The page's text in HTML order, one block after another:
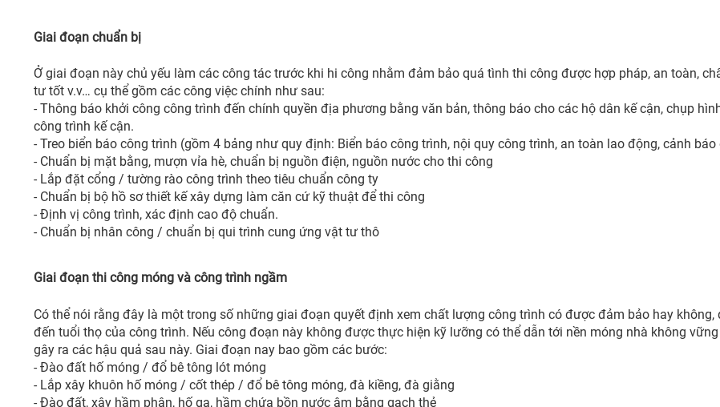
Giai đoạn chuẩn bị
Ở giai đoạn này chủ yếu làm các công tác trước khi hi công nhằm đảm bảo quá tình thi công được hợp pháp, an toàn,
tư tốt v.v… cụ thể gồm các công việc chính như sau:
- Thông báo khởi công công trình đến chính quyền địa phương bằng văn bản, thông báo cho các hộ dân kế cận, chụp
công trình kế cận.
- Treo biển báo công trình (gồm 4 bảng như quy định: Biển báo công trình, nội quy công trình, an toàn lao động, cảnh
- Chuẩn bị mặt bằng, mượn vỉa hè, chuẩn bị nguồn điện, nguồn nước cho thi công
- Lắp đặt cổng / tường rào công trình theo tiêu chuẩn công ty
- Chuẩn bị bộ hồ sơ thiết kế xây dựng làm căn cứ kỹ thuật để thi công
- Định vị công trình, xác định cao độ chuẩn.
- Chuẩn bị nhân công / chuẩn bị qui trình cung ứng vật tư thô
Giai đoạn thi công móng và công trình ngầm
Có thể nói rằng đây là một trong số những giai đoạn quyết định xem chất lượng công trình có được đảm bảo hay không,
đến tuổi thọ của công trình. Nếu công đoạn này không được thực hiện kỹ lưỡng có thể dẫn tới nền móng nhà không
gây ra các hậu quả sau này. Giai đoạn nay bao gồm các bước:
- Đào đất hố móng / đổ bê tông lót móng
- Lắp xây khuôn hố móng / cốt thép / đổ bê tông móng, đà kiềng, đà giằng
- Đào đất, xây hầm phân, hố ga, hầm chứa bồn nước âm bằng gạch thẻ